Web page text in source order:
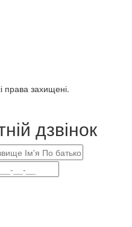
права захищені.
дзвінок